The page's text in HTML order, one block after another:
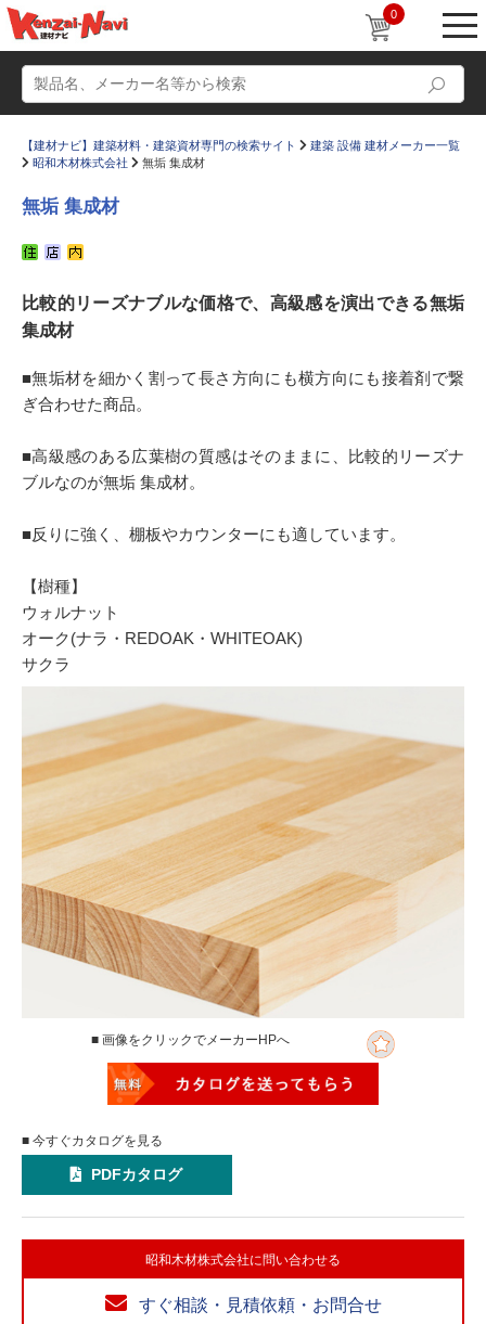
0
かたなび コラム
Q＆A 販売・施工代理店募集
【建材ナビ】建築材料・建築資材専門の検索サイト
建築 設備 建材メーカー一覧
昭和木材株式会社
無垢 集成材
無垢 集成材
比較的リーズナブルな価格で、高級感を演出できる無垢
集成材
■無垢材を細かく割って長さ方向にも横方向にも接着剤で繋
ぎ合わせた商品。
■高級感のある広葉樹の質感はそのままに、比較的リーズナ
ブルなのが無垢 集成材。
■反りに強く、棚板やカウンターにも適しています。
【樹種】
ウォルナット
オーク(ナラ・REDOAK・WHITEOAK)
サクラ
■ 画像をクリックでメーカーHPへ
■ 今すぐカタログを見る
PDFカタログ
昭和木材株式会社に問い合わせる
すぐ相談・見積依頼・お問合せ